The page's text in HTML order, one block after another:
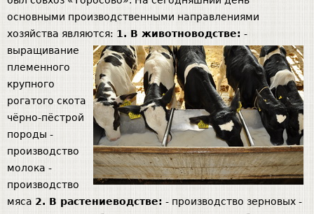
u
основными производственными направлениями
хозяйства являются: 1. В животноводстве: -
выращивание
племенного
крупного
рогатого скота
чёрно-пёстрой
породы -
производство
молока -
производство
мяса 2. В растениеводстве: - производство зерновых -